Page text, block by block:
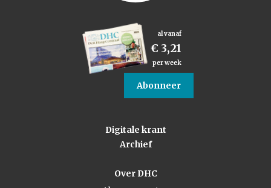
al vanaf
€ 3,21
per week
Abonneer
Digitale krant
Archief
Over DHC